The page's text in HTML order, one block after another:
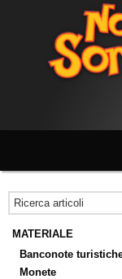
MATERIALE
Banconote
Monete